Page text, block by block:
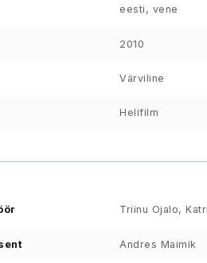
eesti, vene
2010
Värviline
Helifilm
Triinu Ojalo,
Andres Maimik